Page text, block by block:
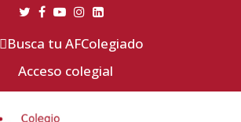
Busca tu AFColegiado
Acceso colegial